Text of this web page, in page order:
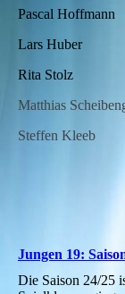
Pascal Hoffmann
Lars Huber
Rita Stolz
Matthias
Steffen Kleeb
Jungen 19:
Die Saison 24/25